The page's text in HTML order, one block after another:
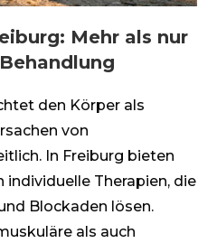
Mehr als nur
den Körper als
von
In Freiburg bieten
Therapien, die
Blockaden lösen.
als auch